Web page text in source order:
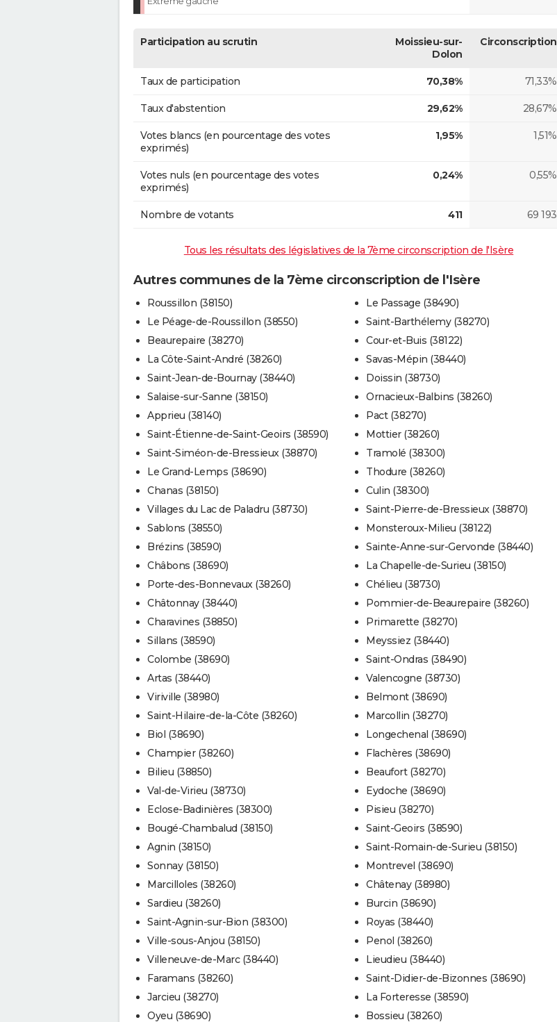
Participation au scrutin
Moissieu-sur-
Dolon
Circonscription
Taux de participation 70,38% 71,33%
Taux d'abstention 29,62% 28,67%
Votes blancs (en pourcentage des votes
exprimés)
1,95% 1,51%
Votes nuls (en pourcentage des votes
exprimés)
0,24% 0,55%
Nombre de votants 411 69 193
Tous les résultats des législatives de la 7ème circonscription de l'Isère
Autres communes de la 7ème circonscription de l'Isère
Roussillon (38150)
Le Péage-de-Roussillon (38550)
Beaurepaire (38270)
La Côte-Saint-André (38260)
Saint-Jean-de-Bournay (38440)
Salaise-sur-Sanne (38150)
Apprieu (38140)
Saint-Étienne-de-Saint-Geoirs (38590)
Saint-Siméon-de-Bressieux (38870)
Le Grand-Lemps (38690)
Chanas (38150)
Villages du Lac de Paladru (38730)
Sablons (38550)
Brézins (38590)
Châbons (38690)
Porte-des-Bonnevaux (38260)
Châtonnay (38440)
Charavines (38850)
Sillans (38590)
Colombe (38690)
Artas (38440)
Viriville (38980)
Saint-Hilaire-de-la-Côte (38260)
Biol (38690)
Champier (38260)
Bilieu (38850)
Val-de-Virieu (38730)
Eclose-Badinières (38300)
Bougé-Chambalud (38150)
Agnin (38150)
Sonnay (38150)
Marcilloles (38260)
Sardieu (38260)
Saint-Agnin-sur-Bion (38300)
Ville-sous-Anjou (38150)
Villeneuve-de-Marc (38440)
Faramans (38260)
Jarcieu (38270)
Oyeu (38690)
Le Passage (38490)
Saint-Barthélemy (38270)
Cour-et-Buis (38122)
Savas-Mépin (38440)
Doissin (38730)
Ornacieux-Balbins (38260)
Pact (38270)
Mottier (38260)
Tramolé (38300)
Thodure (38260)
Culin (38300)
Saint-Pierre-de-Bressieux (38870)
Monsteroux-Milieu (38122)
Sainte-Anne-sur-Gervonde (38440)
La Chapelle-de-Surieu (38150)
Chélieu (38730)
Pommier-de-Beaurepaire (38260)
Primarette (38270)
Meyssiez (38440)
Saint-Ondras (38490)
Valencogne (38730)
Belmont (38690)
Marcollin (38270)
Longechenal (38690)
Flachères (38690)
Beaufort (38270)
Eydoche (38690)
Pisieu (38270)
Saint-Geoirs (38590)
Saint-Romain-de-Surieu (38150)
Montrevel (38690)
Châtenay (38980)
Burcin (38690)
Royas (38440)
Penol (38260)
Lieudieu (38440)
Saint-Didier-de-Bizonnes (38690)
La Forteresse (38590)
Bossieu (38260)